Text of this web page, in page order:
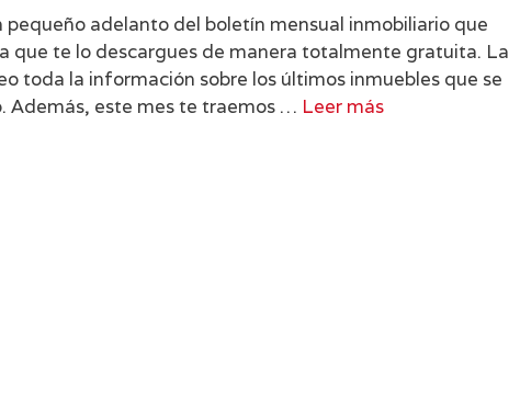
adelanto del boletín mensual inmobiliario que
que te lo descargues de manera totalmente gratuita. La
toda la información sobre los últimos inmuebles que se
Además, este mes te traemos … Leer más